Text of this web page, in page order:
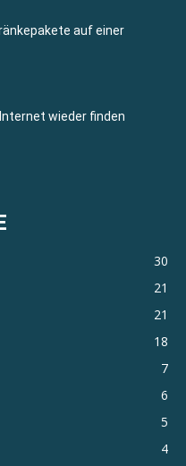
auf einer
wieder finden
30
21
21
18
7
6
5
4